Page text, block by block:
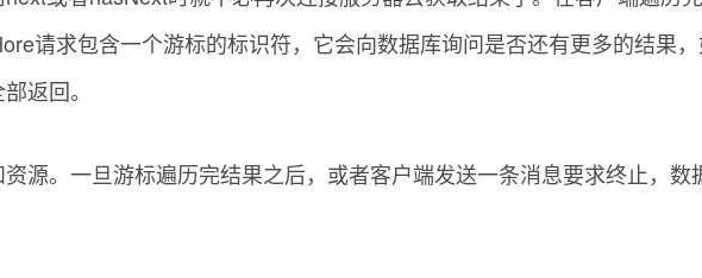
请求包含一个游标的标识符，它会向数据库询问是否还有更多的结果
返回。
源。一旦游标遍历完结果之后，或者客户端发送一条消息要求终止，数